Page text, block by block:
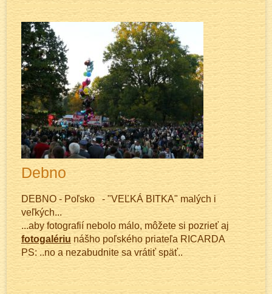
Debno
DEBNO - Poľsko - "VEĽKÁ BITKA" malých i
veľkých...
...aby fotografií nebolo málo, môžete si pozrieť aj
fotogalériu nášho poľského priateľa RICARDA
PS: ..no a nezabudnite sa vrátiť späť..